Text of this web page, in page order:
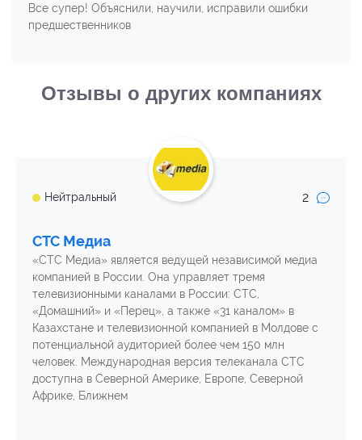
Все супер! Объяснили, научили, исправили ошибки
предшественников
Отзывы о других компаниях
Нейтральный 2
СТС Медиа
«СТС Медиа» является ведущей независимой медиа
компанией в России. Она управляет тремя
телевизионными каналами в России: СТС,
«Домашний» и «Перец», а также «31 каналом» в
Казахстане и телевизионной компанией в Молдове с
потенциальной аудиторией более чем 150 млн
человек. Международная версия телеканала СТС
доступна в Северной Америке, Европе, Северной
Африке, Ближнем